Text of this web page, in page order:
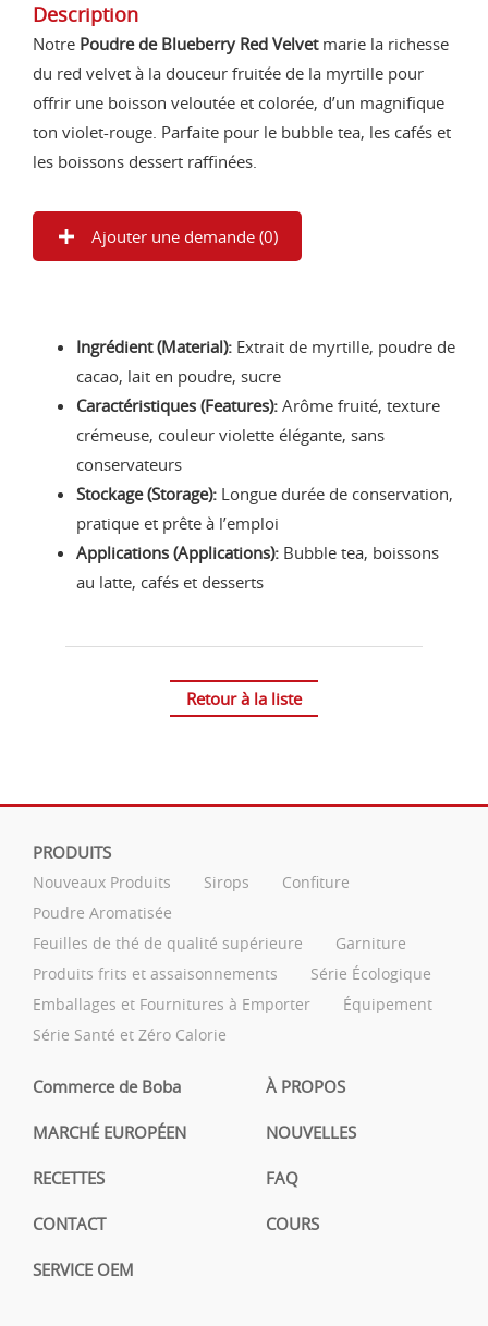
Description
Notre Poudre de Blueberry Red Velvetmarie la richesse
du red velvet à la douceur fruitée de la myrtille pour
offrir une boisson veloutée et colorée, d’un magnifique
ton violet-rouge. Parfaite pour le bubble tea, les cafés et
les boissons dessert raffinées.
Ajouter une demande (0)
Ingrédient (Material): Extrait de myrtille, poudre de
cacao, lait en poudre, sucre
Caractéristiques (Features): Arôme fruité, texture
crémeuse, couleur violette élégante, sans
conservateurs
Stockage (Storage): Longue durée de conservation,
pratique et prête à l’emploi
Applications (Applications): Bubble tea, boissons
au latte, cafés et desserts
Retour à la liste
PRODUITS
Nouveaux Produits Sirops
Confiture
Poudre Aromatisée
Feuilles de thé de qualité supérieure
Garniture
Produits frits et assaisonnements
Série Écologique
Emballages et Fournitures à Emporter
Équipement
Série Santé et Zéro Calorie
Commerce de Boba À PROPOS
MARCHÉ EUROPÉEN NOUVELLES
RECETTES FAQ
CONTACT COURS
SERVICE OEM